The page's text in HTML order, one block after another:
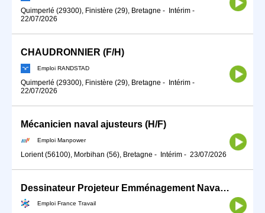
Quimperlé (29300), Finistère (29), Bretagne - Intérim -
22/07/2026
CHAUDRONNIER (F/H)
Emploi RANDSTAD
Quimperlé (29300), Finistère (29), Bretagne - Intérim -
22/07/2026
Mécanicien naval ajusteurs (H/F)
Emploi Manpower
Lorient (56100), Morbihan (56), Bretagne - Intérim - 23/07/2026
Dessinateur Projeteur Emménagement Naval H/F (H/F)
Emploi France Travail